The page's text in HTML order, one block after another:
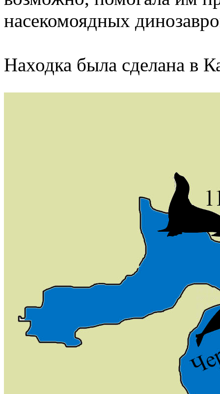
насекомоядных
Находка была сделана в